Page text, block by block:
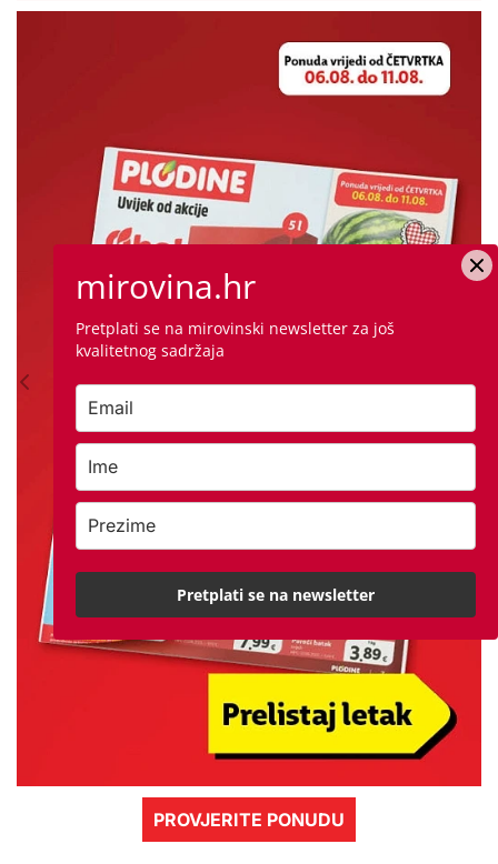
PROVJERITE PONUDU
mirovina.hr
Pretplati se na mirovinski newsletter za još
kvalitetnog sadržaja
Pretplati se na newsletter